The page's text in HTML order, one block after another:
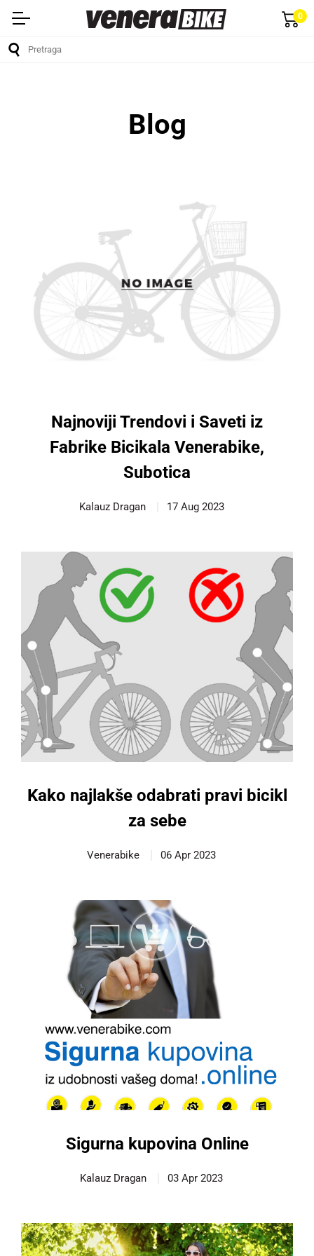
0
Blog
Najnoviji Trendovi i Saveti iz
Fabrike Bicikala Venerabike,
Subotica
Kalauz Dragan 17 Aug 2023
Kako najlakše odabrati pravi bicikl
za sebe
Venerabike 06 Apr 2023
Sigurna kupovina Online
Kalauz Dragan 03 Apr 2023